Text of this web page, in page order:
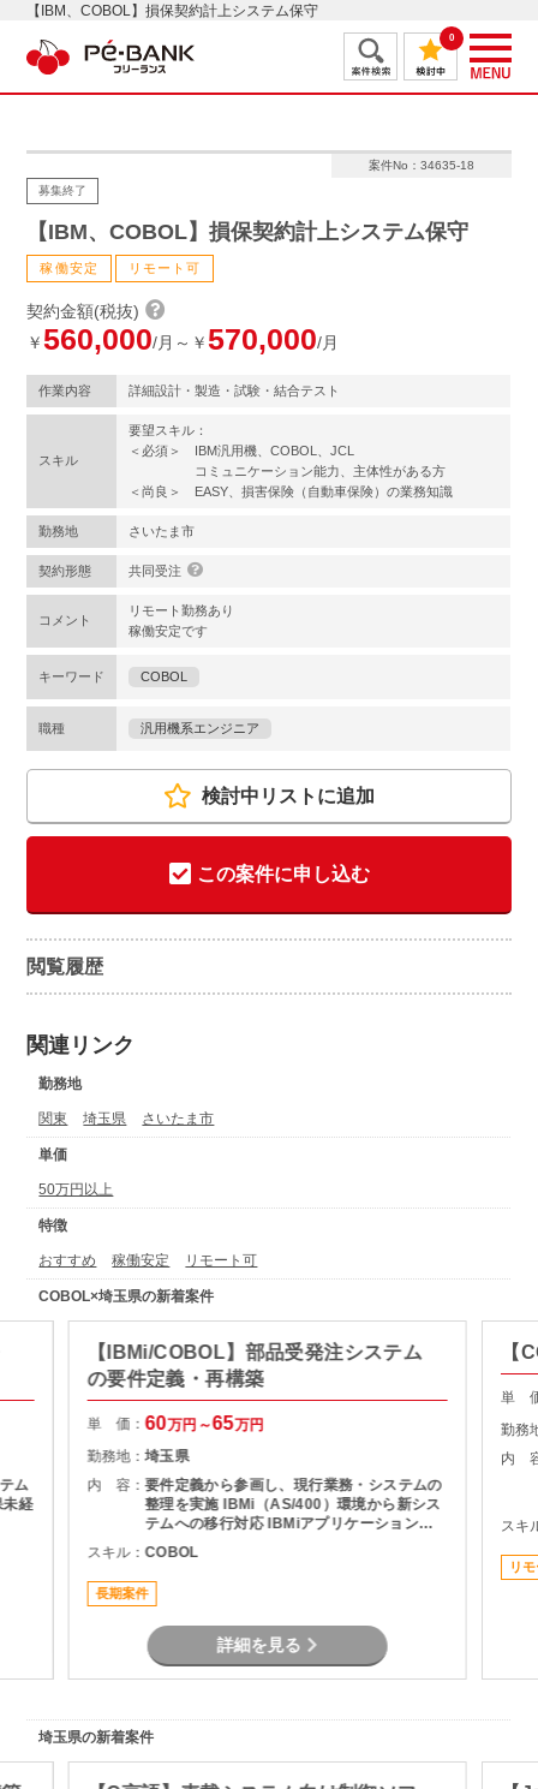
【IBM、COBOL】損保契約計上システム保守
0
案件No：34635-18
募集終了
【IBM、COBOL】損保契約計上システム保守
稼働安定 リモート可
契約金額(税抜)
￥560,000/月～￥570,000/月
作業内容 詳細設計・製造・試験・結合テスト
スキル
要望スキル：
＜必須＞ IBM汎用機、COBOL、JCL
コミュニケーション能力、主体性がある方
＜尚良＞ EASY、損害保険（自動車保険）の業務知識
勤務地 さいたま市
契約形態 共同受注
コメント
リモート勤務あり
稼働安定です
キーワード COBOL
職種 汎用機系エンジニア
検討中リストに追加
この案件に申し込む
閲覧履歴
関連リンク
勤務地
関東 埼玉県 さいたま市
単価
50万円以上
特徴
おすすめ 稼働安定 リモート可
COBOL×埼玉県の新着案件
ム
経
【IBMi/COBOL】部品受発注システム
の要件定義・再構築
単 価：60万円～65万円
勤務地：埼玉県
内 容：要件定義から参画し、現行業務・システムの
整理を実施 IBMi（AS/400）環境から新シス
テムへの移行対応 IBMiアプリケーションの
完全廃止対応 一部IBMiアプリのロジック見
直し・改修
スキル：COBOL
長期案件
詳細を見る
【
単
勤務
内
スキ
リ
埼玉県の新着案件